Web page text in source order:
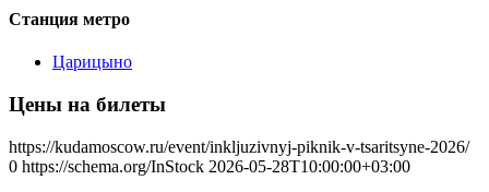
Станция метро
Царицыно
Цены на билеты
https://kudamoscow.ru/event/inkljuzivnyj-piknik-v-tsaritsyne-2026/
0 https://schema.org/InStock 2026-05-28T10:00:00+03:00